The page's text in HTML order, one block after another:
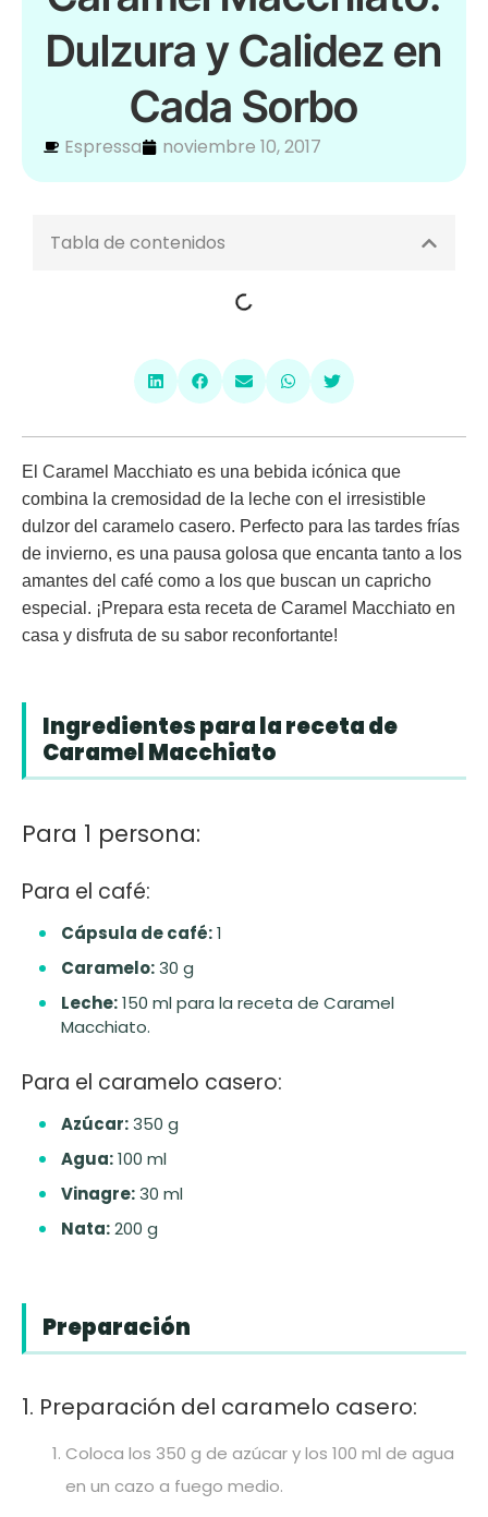
Dulzura y Calidez en
Cada Sorbo
Espressa noviembre 10, 2017
Tabla de contenidos
El Caramel Macchiato es una bebida icónica que
combina la cremosidad de la leche con el irresistible
dulzor del caramelo casero. Perfecto para las tardes frías
de invierno, es una pausa golosa que encanta tanto a los
amantes del café como a los que buscan un capricho
especial. ¡Prepara esta receta de Caramel Macchiato en
casa y disfruta de su sabor reconfortante!
Ingredientes para la receta de
Caramel Macchiato
Para 1 persona:
Para el café:
Cápsula de café:1
Caramelo:30 g
Leche:150 ml para la receta de Caramel
Macchiato.
Para el caramelo casero:
Azúcar:350 g
Agua:100 ml
Vinagre:30 ml
Nata:200 g
Preparación
1. Preparación del caramelo casero:
Coloca los 350 g de azúcar y los 100 ml de agua
en un cazo a fuego medio.